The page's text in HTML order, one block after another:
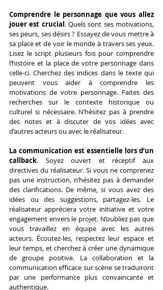
Comprendre le personnage que vous allez
jouer est crucial. Quels sont ses motivations,
ses peurs, ses désirs ? Essayez de vous mettre à
sa place et de voir le monde à travers ses yeux.
Lisez le script plusieurs fois pour comprendre
l’histoire et la place de votre personnage dans
celle-ci. Cherchez des indices dans le texte qui
peuvent vous aider à comprendre les
motivations de votre personnage. Faites des
recherches sur le contexte historique ou
culturel si nécessaire. N’hésitez pas à prendre
des notes et à discuter de vos idées avec
d’autres acteurs ou avec le réalisateur.
La communication est essentielle lors d’un
callback. Soyez ouvert et réceptif aux
directives du réalisateur. Si vous ne comprenez
pas une instruction, n’hésitez pas à demander
des clarifications. De même, si vous avez des
idées ou des suggestions, partagez-les. Le
réalisateur appréciera votre initiative et votre
engagement envers le projet. N’oubliez pas que
vous travaillez en équipe avec les autres
acteurs. Écoutez-les, respectez leur espace et
leur temps, et cherchez à créer une dynamique
de groupe positive. La collaboration et la
communication efficace sur scène se traduiront
par une performance plus convaincante et
authentique.